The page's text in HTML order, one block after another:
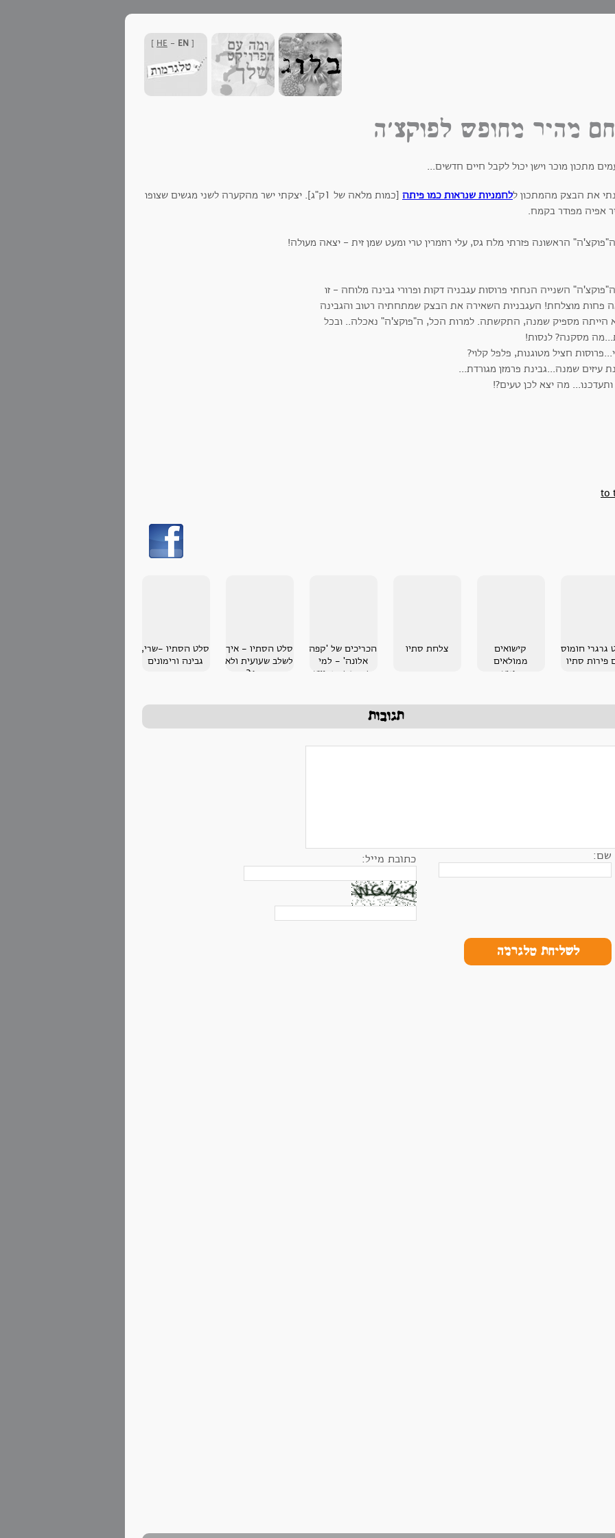
[
HE - EN
]
מהיר מחופש לפוקצ'ה
מתכון מוכר וישן יכול לקבל חיים חדשים...
את הבצק מהמתכון ללחמניות שנראות כמו פיתה
[כמות מלאה של 1ק"ג]. יצקתי ישר מהקערה לשני מגשים שצופו
אפיה מפודר בקמח.
הראשונה פזרתי מלח גס, עלי רוזמרין טרי ומעט שמן זית - יצאה מעולה!
השנייה הנחתי פרוסות עגבניה דקות ופרורי גבינה מלוחה - זו
פחות מוצלחת! העגבניות השאירה את הבצק שמתחתיה רטוב והגבינה
הייתה מספיק שמנה, התקשתה. למרות הכל, ה"פוקצ'ה" נאכלה.. ובכל
מסקנה? לנסות!
חציל מטוגנות, פלפל קלוי?
עיזים שמנה...גבינת פרמזן מגורדת...
ותעדכנו... מה יצא לכן טעים?!
to
גרגרי חומוס
פירות סתיו
קישואים
ממולאים
בקינואה
צלחת סתיו
הכריכים של 'קפה
אלונה' - למי
שמחפש סנדוויץ
סלט הסתיו - איך
לשלב שעועית ולא
בחמין?
סלט הסתיו -שרי,
גבינה ורימונים
תגובות
שם: כתובת מייל:
לשליחת טלגרמה